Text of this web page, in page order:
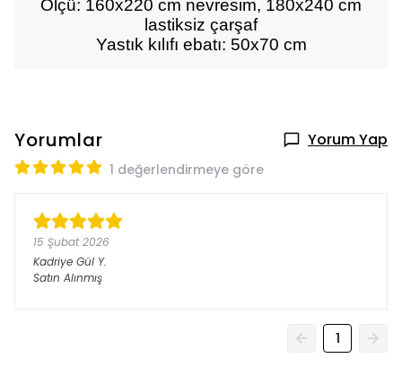
Ölçü: 160x220 cm nevresim, 180x240 cm
lastiksiz çarşaf
Yastık kılıfı ebatı: 50x70 cm
Yorumlar Yorum Yap
1 değerlendirmeye göre
15 Şubat 2026
Kadriye Gül Y.
Satın Alınmış
1